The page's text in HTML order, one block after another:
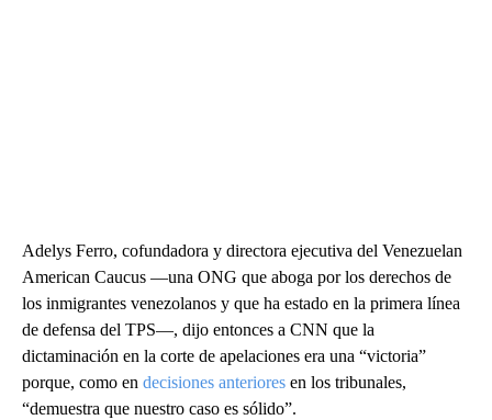
Adelys Ferro, cofundadora y directora ejecutiva del Venezuelan
American Caucus —una ONG que aboga por los derechos de
los inmigrantes venezolanos y que ha estado en la primera línea
de defensa del TPS—, dijo entonces a CNN que la
dictaminación en la corte de apelaciones era una “victoria”
porque, como en decisiones anteriores en los tribunales,
“demuestra que nuestro caso es sólido”.